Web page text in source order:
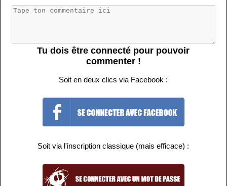
Tu dois être connecté pour pouvoir
commenter !
Soit en deux clics via Facebook :
Soit via l'inscription classique (mais efficace) :